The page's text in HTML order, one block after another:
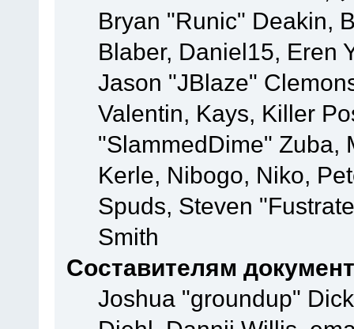
Bryan "Runic" Deakin,
Blaber, Daniel15, Eren
Jason "JBlaze"
Valentin, Kays, Killer
"SlammedDime" Zuba,
Kerle, Nibogo, Niko,
Spuds, Steven
Smith
Составителям
Joshua "groundup"